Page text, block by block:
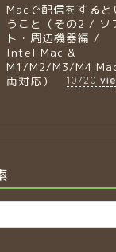
Macで配信をすると
うこと（その2 / ソ
ト・周辺機器編 /
Intel Mac &
M1/M2/M3/M4
両対応）
10720